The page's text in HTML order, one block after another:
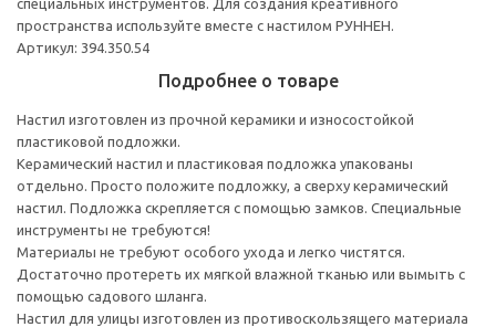
пространства используйте вместе с настилом РУННЕН.
Артикул: 394.350.54
Подробнее о товаре
Настил изготовлен из прочной керамики и износостойкой
пластиковой подложки.
Керамический настил и пластиковая подложка упакованы
отдельно. Просто положите подложку, а сверху керамический
настил. Подложка скрепляется с помощью замков. Специальные
инструменты не требуются!
Материалы не требуют особого ухода и легко чистятся.
Достаточно протереть их мягкой влажной тканью или вымыть с
помощью садового шланга.
Настил для улицы изготовлен из противоскользящего материала